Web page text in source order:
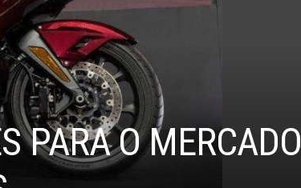
PARA O MERCADO